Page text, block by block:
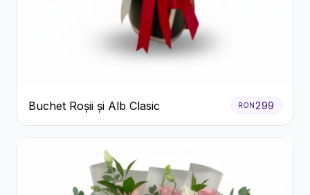
Buchet Roșii și Alb Clasic RON299